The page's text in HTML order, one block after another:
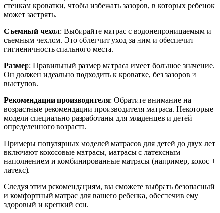
стенкам кроватки, чтобы избежать зазоров, в которых ребенок
может застрять.
Съемный чехол: Выбирайте матрас с водонепроницаемым и
съемным чехлом. Это облегчит уход за ним и обеспечит
гигиеничность спального места.
Размер: Правильный размер матраса имеет большое значение.
Он должен идеально подходить к кроватке, без зазоров и
выступов.
Рекомендации производителя: Обратите внимание на
возрастные рекомендации производителя матраса. Некоторые
модели специально разработаны для младенцев и детей
определенного возраста.
Примеры популярных моделей матрасов для детей до двух лет
включают кокосовые матрасы, матрасы с латексным
наполнением и комбинированные матрасы (например, кокос +
латекс).
Следуя этим рекомендациям, вы сможете выбрать безопасный
и комфортный матрас для вашего ребенка, обеспечив ему
здоровый и крепкий сон.